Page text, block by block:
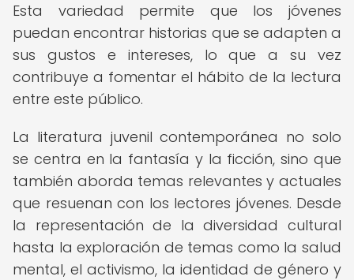
Esta variedad permite que los jóvenes
puedan encontrar historias que se adapten a
sus gustos e intereses, lo que a su vez
contribuye a fomentar el hábito de la lectura
entre este público.
La literatura juvenil contemporánea no solo
se centra en la fantasía y la ficción, sino que
también aborda temas relevantes y actuales
que resuenan con los lectores jóvenes. Desde
la representación de la diversidad cultural
hasta la exploración de temas como la salud
mental, el activismo, la identidad de género y